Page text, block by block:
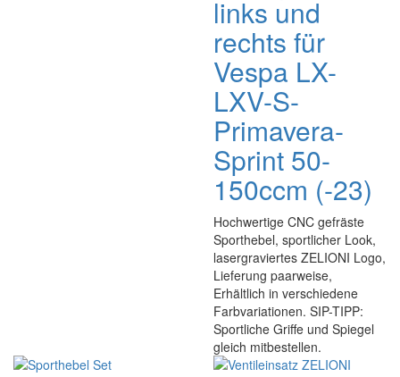
links und
rechts für
Vespa LX-
LXV-S-
Primavera-
Sprint 50-
150ccm (-23)
Hochwertige CNC gefräste
Sporthebel, sportlicher Look,
lasergraviertes ZELIONI Logo,
Lieferung paarweise,
Erhältlich in verschiedene
Farbvariationen. SIP-TIPP:
Sportliche Griffe und Spiegel
gleich mitbestellen.